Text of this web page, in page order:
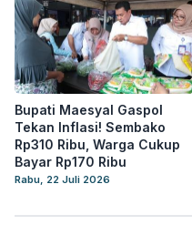
Bupati Maesyal Gaspol
Tekan Inflasi! Sembako
Rp310 Ribu, Warga Cukup
Bayar Rp170 Ribu
Rabu, 22 Juli 2026